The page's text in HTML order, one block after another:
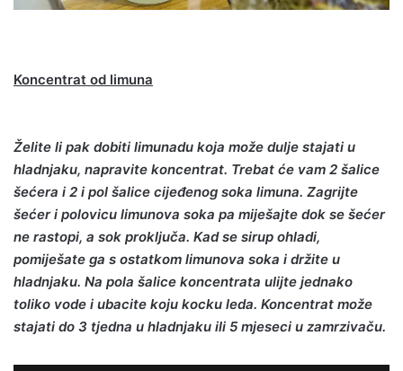
Koncentrat od limuna
Želite li pak dobiti limunadu koja može dulje stajati u
hladnjaku, napravite koncentrat. Trebat će vam 2 šalice
šećera i 2 i pol šalice cijeđenog soka limuna. Zagrijte
šećer i polovicu limunova soka pa miješajte dok se šećer
ne rastopi, a sok proključa. Kad se sirup ohladi,
pomiješate ga s ostatkom limunova soka i držite u
hladnjaku. Na pola šalice koncentrata ulijte jednako
toliko vode i ubacite koju kocku leda. Koncentrat može
stajati do 3 tjedna u hladnjaku ili 5 mjeseci u zamrzivaču.